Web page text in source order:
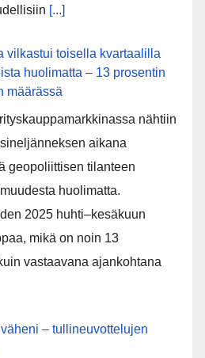
[...]
vilkastui toisella kvartaalilla
huolimatta – 13 prosentin
määrässä
nähtiin
aikana
geopoliittisen tilanteen
huolimatta.
2025 huhti–kesäkuun
mikä on noin 13
vastaavana ajankohtana
– tullineuvottelujen